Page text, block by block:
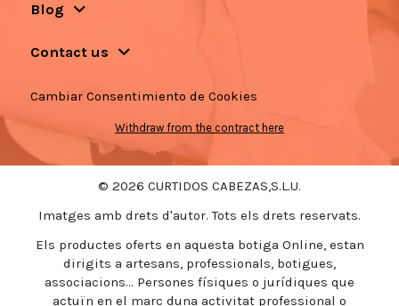
Blog
Contact us
Cambiar Consentimiento de Cookies
Withdraw from the contract here
© 2026 CURTIDOS CABEZAS,S.L.U.
Imatges amb drets d'autor. Tots els drets reservats.
Els productes oferts en aquesta botiga Online, estan
dirigits a artesans, professionals, botigues,
associacions... Persones físiques o jurídiques que
actuïn en el marc duna activitat professional o